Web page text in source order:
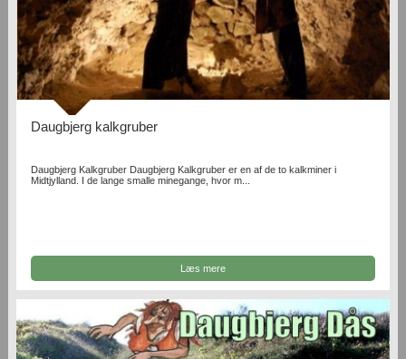
Daugbjerg kalkgruber
Daugbjerg Kalkgruber Daugbjerg Kalkgruber er en af de to kalkminer i
Midtjylland. I de lange smalle minegange, hvor m...
Læs mere